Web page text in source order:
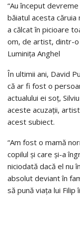
“Au început
băiatul acesta
a călcat în picioare
om, de artist, dintr-o
Luminița Anghel
În ultimii ani, David
că ar fi fost o
actualului ei soț,
aceste acuzații,
acest subiect.
“Am fost o mamă
copilul și care și-a
niciodată dacă el nu
absolut deviant în
să pună viața lui